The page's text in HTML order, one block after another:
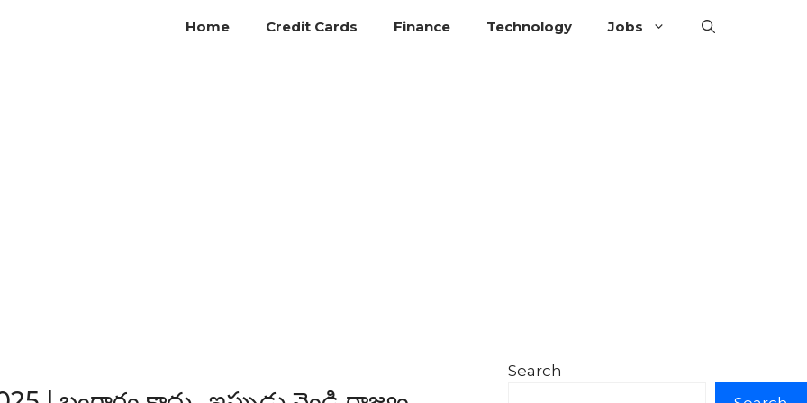
Home Credit Cards Finance Technology Jobs
Search